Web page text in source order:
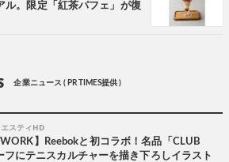
ル。限定「紅茶パフェ」が復
企業ニュース ( PR TIMES提供 )
スティHD
WORK】Reebokと初コラボ！名品「CLUB
フにテニスカルチャーを描き下ろしイラスト